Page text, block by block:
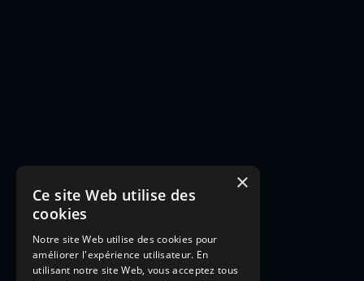
×
Ce site Web utilise des
cookies
Notre site Web utilise des cookies pour
améliorer l'expérience utilisateur. En
utilisant notre site Web, vous acceptez tous